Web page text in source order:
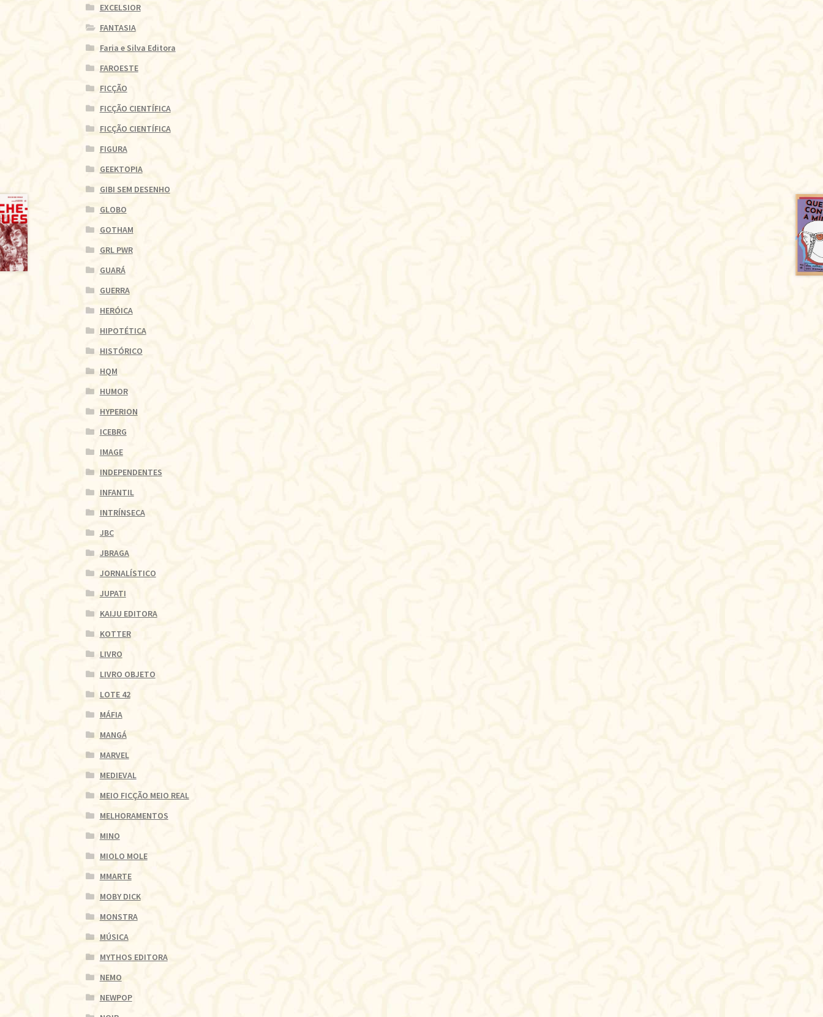
EXCELSIOR
FANTASIA
Faria e Silva Editora
FAROESTE
FICÇÃO
FICÇÃO CIENTÍFICA
FICÇÃO CIENTÍFICA
FIGURA
GEEKTOPIA
GIBI SEM DESENHO
GLOBO
GOTHAM
GRL PWR
GUARÁ
GUERRA
HERÓICA
HIPOTÉTICA
HISTÓRICO
HQM
HUMOR
HYPERION
ICEBRG
IMAGE
INDEPENDENTES
INFANTIL
INTRÍNSECA
JBC
JBRAGA
JORNALÍSTICO
JUPATI
KAIJU EDITORA
KOTTER
LIVRO
LIVRO OBJETO
LOTE 42
MÁFIA
MANGÁ
MARVEL
MEDIEVAL
MEIO FICÇÃO MEIO REAL
MELHORAMENTOS
MINO
MIOLO MOLE
MMARTE
MOBY DICK
MONSTRA
MÚSICA
MYTHOS EDITORA
NEMO
NEWPOP